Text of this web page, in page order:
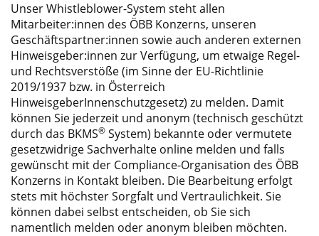
Unser Whistleblower-System steht allen
Mitarbeiter:innen des ÖBB Konzerns, unseren
Geschäftspartner:innen sowie auch anderen externen
Hinweisgeber:innen zur Verfügung, um etwaige Regel-
und Rechtsverstöße (im Sinne der EU-Richtlinie
2019/1937 bzw. in Österreich
HinweisgeberInnenschutzgesetz) zu melden. Damit
können Sie jederzeit und anonym (technisch geschützt
durch das BKMS® System) bekannte oder vermutete
gesetzwidrige Sachverhalte online melden und falls
gewünscht mit der Compliance-Organisation des ÖBB
Konzerns in Kontakt bleiben. Die Bearbeitung erfolgt
stets mit höchster Sorgfalt und Vertraulichkeit. Sie
können dabei selbst entscheiden, ob Sie sich
namentlich melden oder anonym bleiben möchten.